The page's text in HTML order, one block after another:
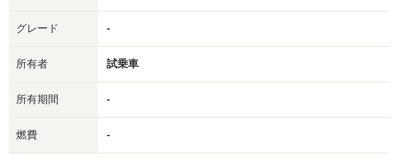
グレード -
所有者 試乗車
所有期間 -
燃費 -